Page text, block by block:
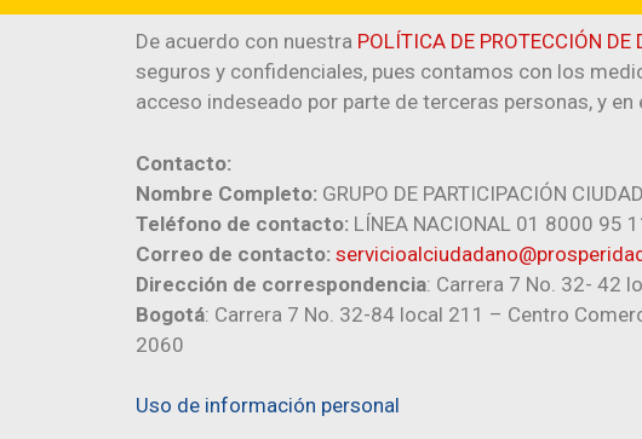
De acuerdo con nuestra POLÍTICA DE PROTECCIÓN DE
seguros y confidenciales, pues contamos con los
acceso indeseado por parte de terceras personas, y
Contacto:
Nombre Completo: GRUPO DE PARTICIPACIÓN
Teléfono de contacto: LÍNEA NACIONAL 01 8000 95
Correo de contacto:
Dirección de correspondencia: Carrera 7 No. 32- 42
Bogotá: Carrera 7 No. 32-84 local 211 – Centro
2060
Uso de información personal